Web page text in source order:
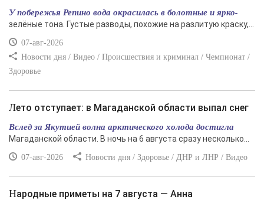
У побережья Репино вода окрасилась в болотные и ярко-
зелёные тона. Густые разводы, похожие на разлитую краску,...
07-авг-2026
Новости дня / Видео / Происшествия и криминал / Чемпионат /
Здоровье
Лето отступает: в Магаданской области выпал снег
Вслед за Якутией волна арктического холода достигла
Магаданской области. В ночь на 6 августа сразу несколько...
07-авг-2026 Новости дня / Здоровье / ДНР и ЛНР / Видео
Народные приметы на 7 августа — Анна